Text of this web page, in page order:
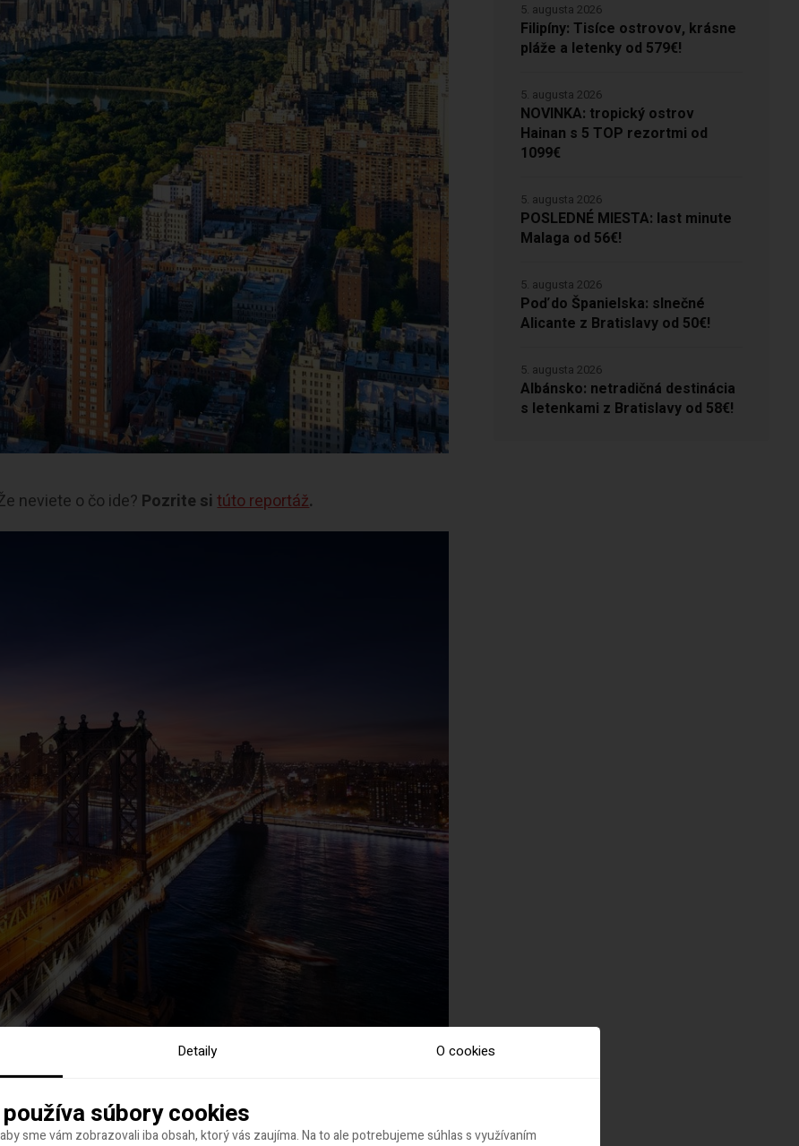
neviete o čo ide? Pozrite sitúto reportáž.
Filipíny: Tisíce ostrovov, krásne
pláže a letenky od 579€!
5. augusta 2026
NOVINKA: tropický ostrov
Hainan s 5 TOP rezortmi od
1099€
5. augusta 2026
POSLEDNÉ MIESTA: last minute
Malaga od 56€!
5. augusta 2026
Poď do Španielska: slnečné
Alicante z Bratislavy od 50€!
5. augusta 2026
Albánsko: netradičná destinácia
s letenkami z Bratislavy od 58€!
5. augusta 2026
Detaily O cookies
súbory cookies
sme vám zobrazovali iba obsah, ktorý vás zaujíma. Na to ale potrebujeme súhlas s využívaním